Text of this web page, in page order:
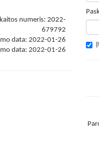
numeris: 2022-
679792
data: 2022-01-26
data: 2022-01-26